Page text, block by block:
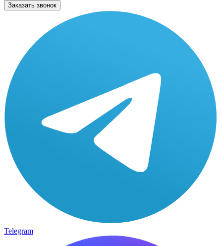
Заказать звонок
Telegram